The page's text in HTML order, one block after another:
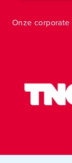
Onze corporate